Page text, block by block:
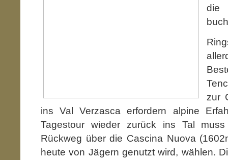
zur
ins Val Verzasca erfordern alpine
Tagestour wieder zurück ins Tal
Rückweg über die Cascina Nuova
heute von Jägern genutzt wird, wählen.